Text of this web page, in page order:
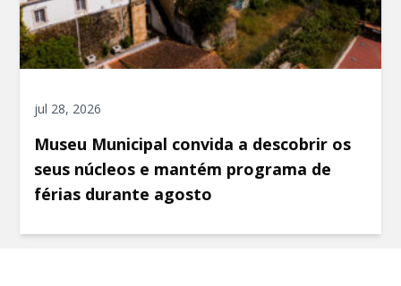
jul 28, 2026
Museu Municipal convida a descobrir os
seus núcleos e mantém programa de
férias durante agosto